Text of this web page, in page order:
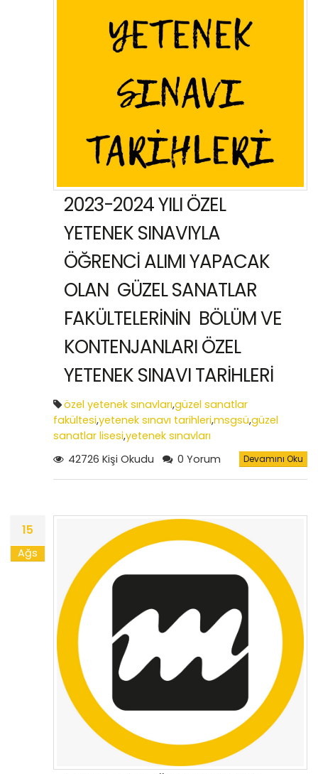
2023-2024 YILI ÖZEL
YETENEK SINAVIYLA
ÖĞRENCİ ALIMI YAPACAK
OLAN GÜZEL SANATLAR
FAKÜLTELERİNİN BÖLÜM VE
KONTENJANLARI ÖZEL
YETENEK SINAVI TARİHLERİ
özel yetenek sınavları,güzel sanatlar
fakültesi,yetenek sınavı tarihleri,msgsü,güzel
sanatlar lisesi,yetenek sınavları
42726 Kişi Okudu
0 Yorum Devamını Oku
15
Ağs